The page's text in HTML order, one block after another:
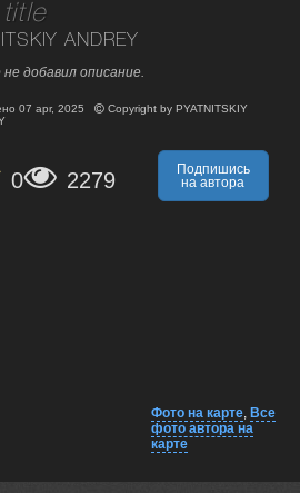
ANDREY
добавил описание.
07 apr, 2025 Copyright by PYATNITSKIY
0 2279
Подпишись
на автора
Фото на карте, Все
фото автора на
карте